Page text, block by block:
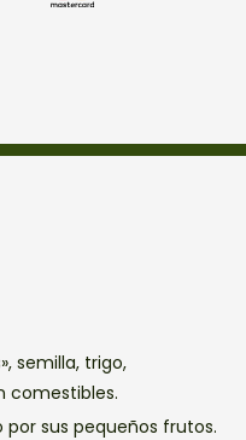
semilla, trigo,
comestibles.
sus pequeños frutos.